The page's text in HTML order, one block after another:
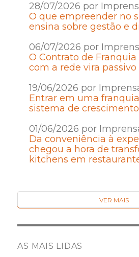
28/07/2026 por
O que empreender no
ensina sobre gestão e
06/07/2026 por
O Contrato de
com a rede vira passivo
19/06/2026 por
Entrar em uma
sistema de crescimento
01/06/2026 por
Da conveniência à
chegou a hora de
kitchens em
VER MAIS
AS MAIS LIDAS